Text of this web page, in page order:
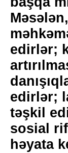
edirlər;
edirlər;
təşkil
sosial
həyata